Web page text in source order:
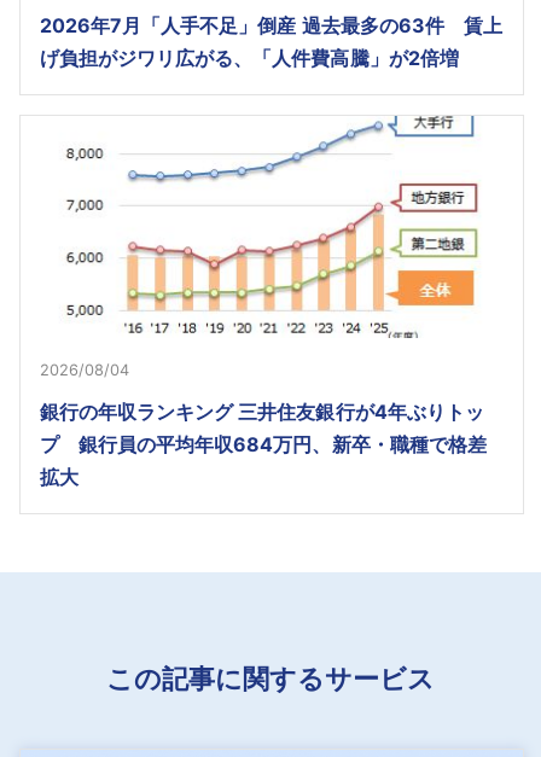
2026年7月「人手不足」倒産 過去最多の63件 賃上
げ負担がジワリ広がる、「人件費高騰」が2倍増
2026/08/04
銀行の年収ランキング 三井住友銀行が4年ぶりトッ
プ 銀行員の平均年収684万円、新卒・職種で格差
拡大
この記事に関するサービス